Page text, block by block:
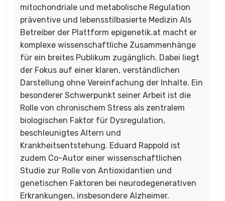
mitochondriale und metabolische Regulation
präventive und lebensstilbasierte Medizin Als
Betreiber der Plattform epigenetik.at macht er
komplexe wissenschaftliche Zusammenhänge
für ein breites Publikum zugänglich. Dabei liegt
der Fokus auf einer klaren, verständlichen
Darstellung ohne Vereinfachung der Inhalte. Ein
besonderer Schwerpunkt seiner Arbeit ist die
Rolle von chronischem Stress als zentralem
biologischen Faktor für Dysregulation,
beschleunigtes Altern und
Krankheitsentstehung. Eduard Rappold ist
zudem Co-Autor einer wissenschaftlichen
Studie zur Rolle von Antioxidantien und
genetischen Faktoren bei neurodegenerativen
Erkrankungen, insbesondere Alzheimer.